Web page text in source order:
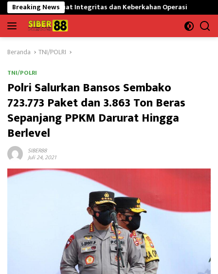
Langsung
ke
konten
Breaking News
Integritas dan Keberkahan Operasi Tanamkan Cinta
Beranda TNI/POLRI
TNI/POLRI
Polri Salurkan Bansos Sembako
723.773 Paket dan 3.863 Ton Beras
Sepanjang PPKM Darurat Hingga
Berlevel
SIBER88
Juli 24, 2021